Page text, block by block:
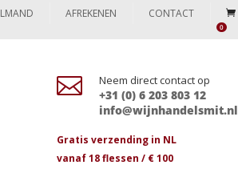
AFREKENEN CONTACT
0
 Neem direct contact op
+31 (0) 6 203 803 12
info@wijnhandelsmit.nl
Gratis verzending in NL
vanaf 18 flessen / € 100